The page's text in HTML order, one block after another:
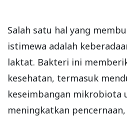
Salah satu hal yang
istimewa adalah
laktat. Bakteri ini
kesehatan, termasuk
keseimbangan mikrobiota
meningkatkan